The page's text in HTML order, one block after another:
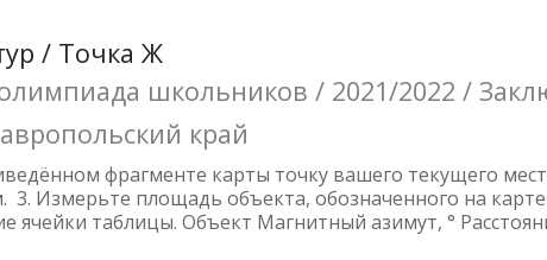
/ Точка Ж
олимпиада школьников / 2021/2022 /
край
фрагменте карты точку вашего текущего
Измерьте площадь объекта, обозначенного на
ячейки таблицы. Объект Магнитный азимут, °